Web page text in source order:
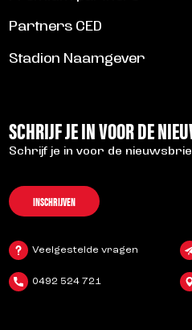
Partners CED
Stadion Naamgever
SCHRIJF JE IN VOOR DE
Schrijf je in voor de
INSCHRIJVEN
Veelgestelde vragen
0492 524 721